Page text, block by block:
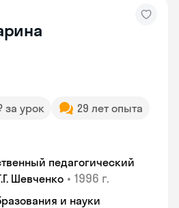
за урок
29 лет опыта
педагогический
Шевченко • 1996 г.
и науки